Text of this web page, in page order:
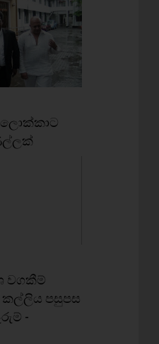
ලොක්කාට
වගකීම්
කල්ලිය පසුපස
-